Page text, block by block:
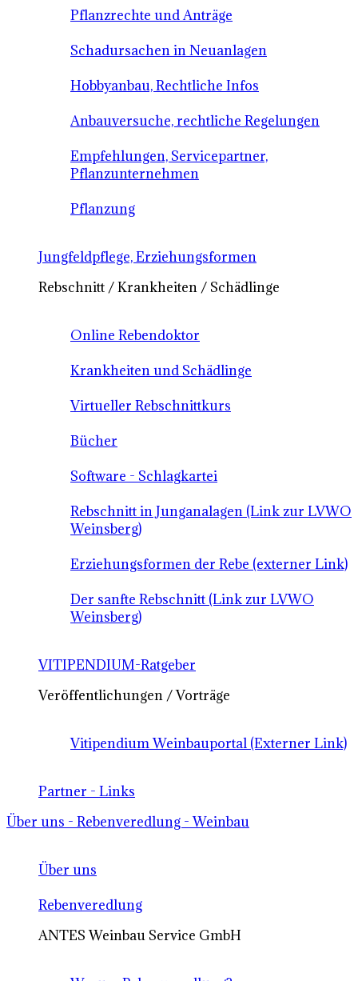
Pflanzrechte und Anträge
Schadursachen in Neuanlagen
Hobbyanbau, Rechtliche Infos
Anbauversuche, rechtliche Regelungen
Empfehlungen, Servicepartner,
Pflanzunternehmen
Pflanzung
Jungfeldpflege, Erziehungsformen
Rebschnitt / Krankheiten / Schädlinge
Online Rebendoktor
Krankheiten und Schädlinge
Virtueller Rebschnittkurs
Bücher
Software - Schlagkartei
Rebschnitt in Junganalagen (Link zur LVWO
Weinsberg)
Erziehungsformen der Rebe (externer Link)
Der sanfte Rebschnitt (Link zur LVWO
Weinsberg)
VITIPENDIUM-Ratgeber
Veröffentlichungen / Vorträge
Vitipendium Weinbauportal (Externer Link)
Partner - Links
Über uns - Rebenveredlung - Weinbau
Über uns
Rebenveredlung
ANTES Weinbau Service GmbH